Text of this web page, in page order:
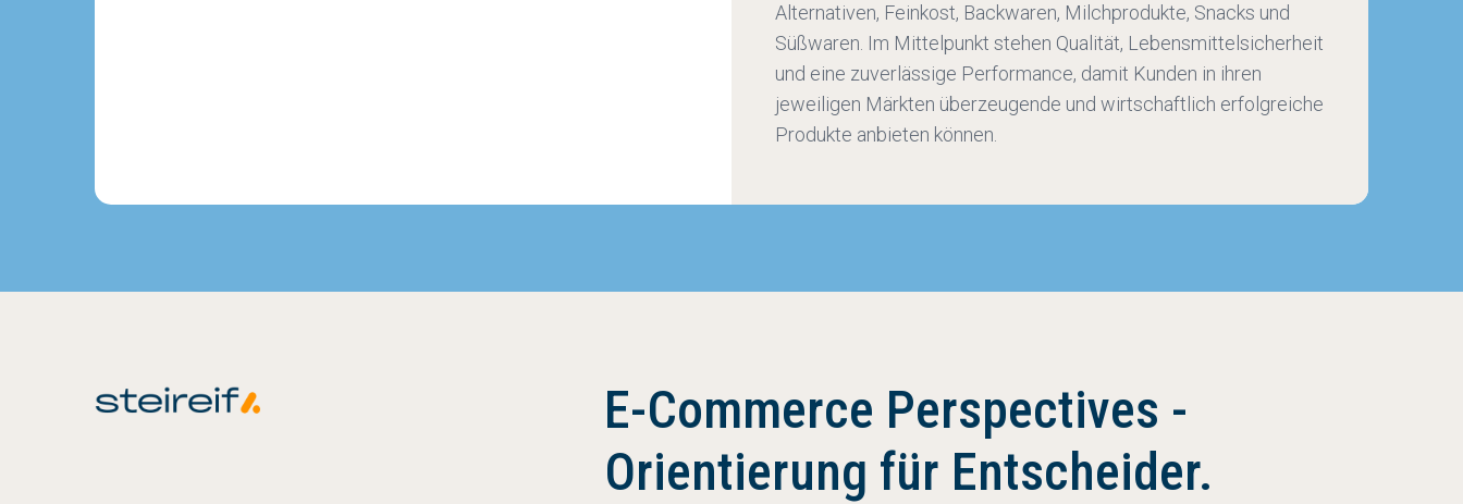
Alternativen, Feinkost, Backwaren, Milchprodukte, Snacks und
Süßwaren. Im Mittelpunkt stehen Qualität, Lebensmittelsicherheit
und eine zuverlässige Performance, damit Kunden in ihren
jeweiligen Märkten überzeugende und wirtschaftlich erfolgreiche
Produkte anbieten können.
E-Commerce Perspectives -
Orientierung für Entscheider.